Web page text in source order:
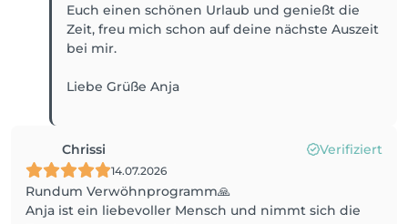
Euch einen schönen Urlaub und genießt die
Zeit, freu mich schon auf deine nächste Auszeit
bei mir.
Liebe Grüße Anja
Chrissi Verifiziert
14.07.2026
Rundum Verwöhnprogramm🙏
Anja ist ein liebevoller Mensch und nimmt sich die